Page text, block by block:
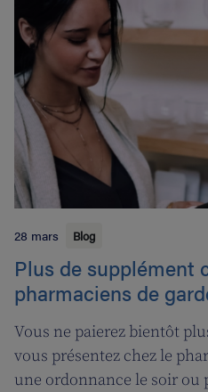
28 mars Blog
Plus de supplément
pharmaciens de
Vous ne paierez bientôt
vous présentez chez le
une ordonnance le soir ou